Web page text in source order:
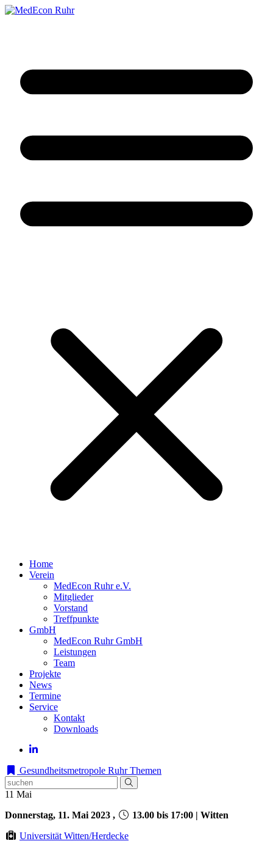
Home
Verein
MedEcon Ruhr e.V.
Mitglieder
Vorstand
Treffpunkte
GmbH
MedEcon Ruhr GmbH
Leistungen
Team
Projekte
News
Termine
Service
Kontakt
Downloads
Gesundheitsmetropole Ruhr Themen
11 Mai
Donnerstag, 11. Mai 2023 ,
13.00 bis 17:00 | Witten
Universität Witten/Herdecke